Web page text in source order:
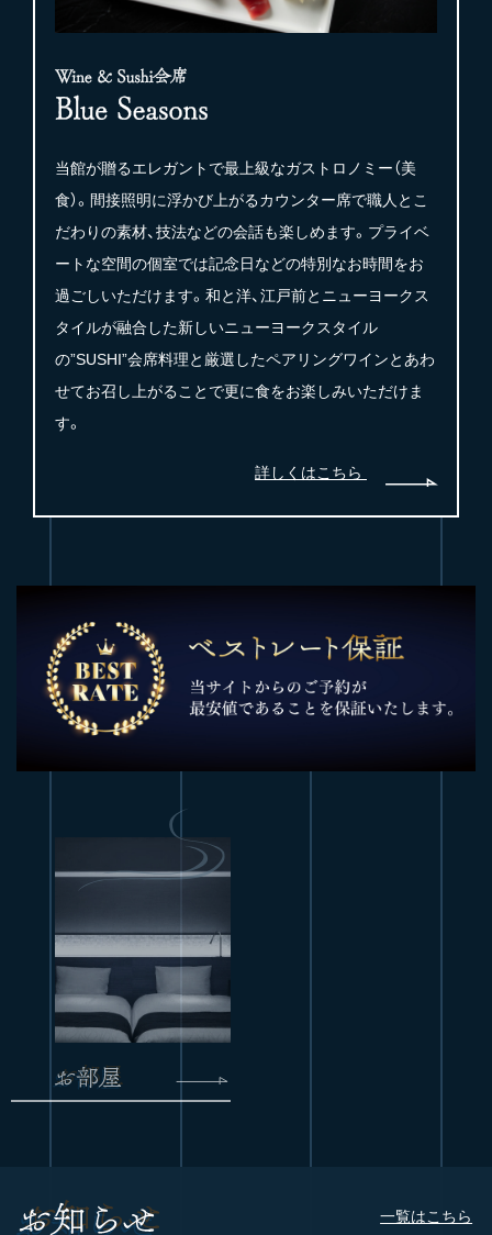
当館が贈るエレガントで最上級なガストロノミー（美
食）。間接照明に浮かび上がるカウンター席で職人とこ
だわりの素材、技法などの会話も楽しめます。プライベ
ートな空間の個室では記念日などの特別なお時間をお
過ごしいただけます。和と洋、江戸前とニューヨークス
タイルが融合した新しいニューヨークスタイル
の”SUSHI”会席料理と厳選したペアリングワインとあわ
せてお召し上がることで更に食をお楽しみいただけま
す。
詳しくはこちら
一覧はこちら